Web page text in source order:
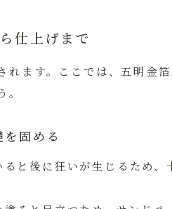
仕上げまで
れます。ここでは、五明金
固める
と後に狂いが生じるため、